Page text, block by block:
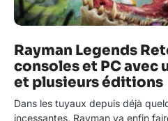
Rayman Legends
consoles et PC avec
et plusieurs éditions
Dans les tuyaux depuis déjà
incessantes, Rayman va enfin